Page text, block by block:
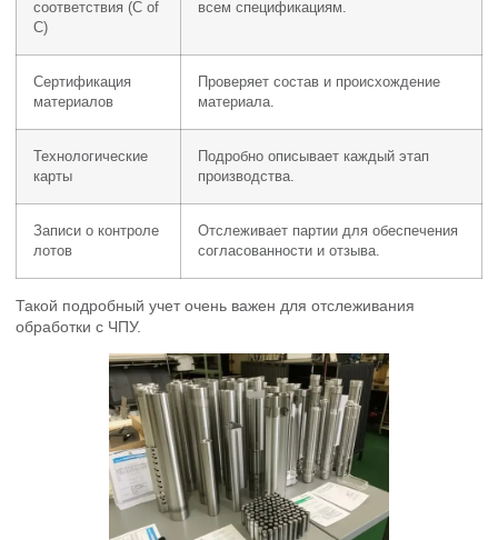
соответствия (C of
C)
всем спецификациям.
Сертификация
материалов
Проверяет состав и происхождение
материала.
Технологические
карты
Подробно описывает каждый этап
производства.
Записи о контроле
лотов
Отслеживает партии для обеспечения
согласованности и отзыва.
Такой подробный учет очень важен для отслеживания
обработки с ЧПУ.